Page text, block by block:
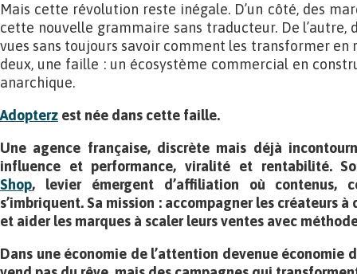
Mais cette révolution reste inégale. D’un côté, des
cette nouvelle grammaire sans traducteur. De l’autre,
vues sans toujours savoir comment les transformer en
deux, une faille : un écosystème commercial en
anarchique.
Adopterz est née dans cette faille.
Une agence française, discrète mais déjà
influence et performance, viralité et rentabilité.
Shop, levier émergent d’affiliation où contenus,
s’imbriquent. Sa mission : accompagner les créateurs
et aider les marques à scaler leurs ventes avec
Dans une économie de l’attention devenue économie